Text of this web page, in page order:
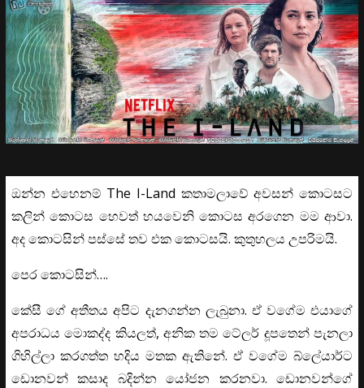
ඔන්න එහෙනම් The I-Land කතාමලාවේ අවසන් කොටසට
කලින් කොටස හෙවත් හයවෙනි කොටස අරගෙන මම ආවා.
අද කොටසින් පස්සේ තව එක කොටසයි. කුතුහලය උපරිමයි.
පෙර කොටසින්….
කේසී ගේ අතීතය අපිට දැනගන්න ලැබුනා. ඒ වගේම එයාගේ
අපරාධය මොකද්ද කියලත්, අනික තම ටේලර් දූපතෙන් පැනලා
ගිහිල්ලා කරගත්ත හදිය මතක ඇතිනේ. ඒ වගේම බ්ලේයාර්ට
ඩොනවන් කසාද බදින්න යෝජන කරනවා. ඩොනවන්ගේ